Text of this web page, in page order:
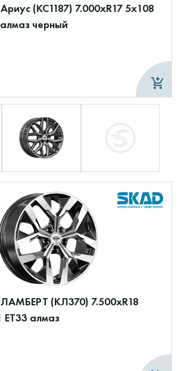
(КС1187) 7.000xR17 5x108
черный
(КЛ370) 7.500xR18
ET33 алмаз